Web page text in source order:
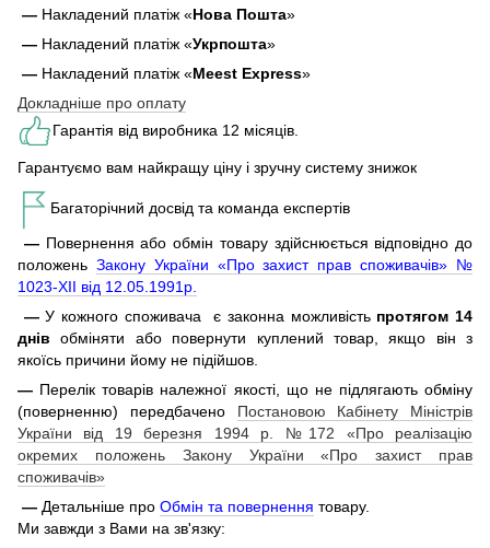
— Накладений платіж «Нова Пошта»
— Накладений платіж «Укрпошта»
— Накладений платіж «Meest Express»
Докладніше про оплату
Гарантія від виробника 12 місяців.
Гарантуємо вам найкращу ціну і зручну систему знижок
Багаторічний досвід та команда експертів
— Повернення або обмін товару здійснюється відповідно до
положень Закону України «Про захист прав споживачів» №
1023-XII від 12.05.1991р.
—У кожного споживача є законна можливість протягом 14
днів обміняти або повернути куплений товар, якщо він з
якоїсь причини йому не підійшов.
— Перелік товарів належної якості, що не підлягають обміну
(поверненню) передбачено Постановою Кабінету Міністрів
України від 19 березня 1994 р. №172 «Про реалізацію
окремих положень Закону України «Про захист прав
споживачів»
— Детальніше про Обмін та повернення товару.
Ми завжди з Вами на зв'язку: